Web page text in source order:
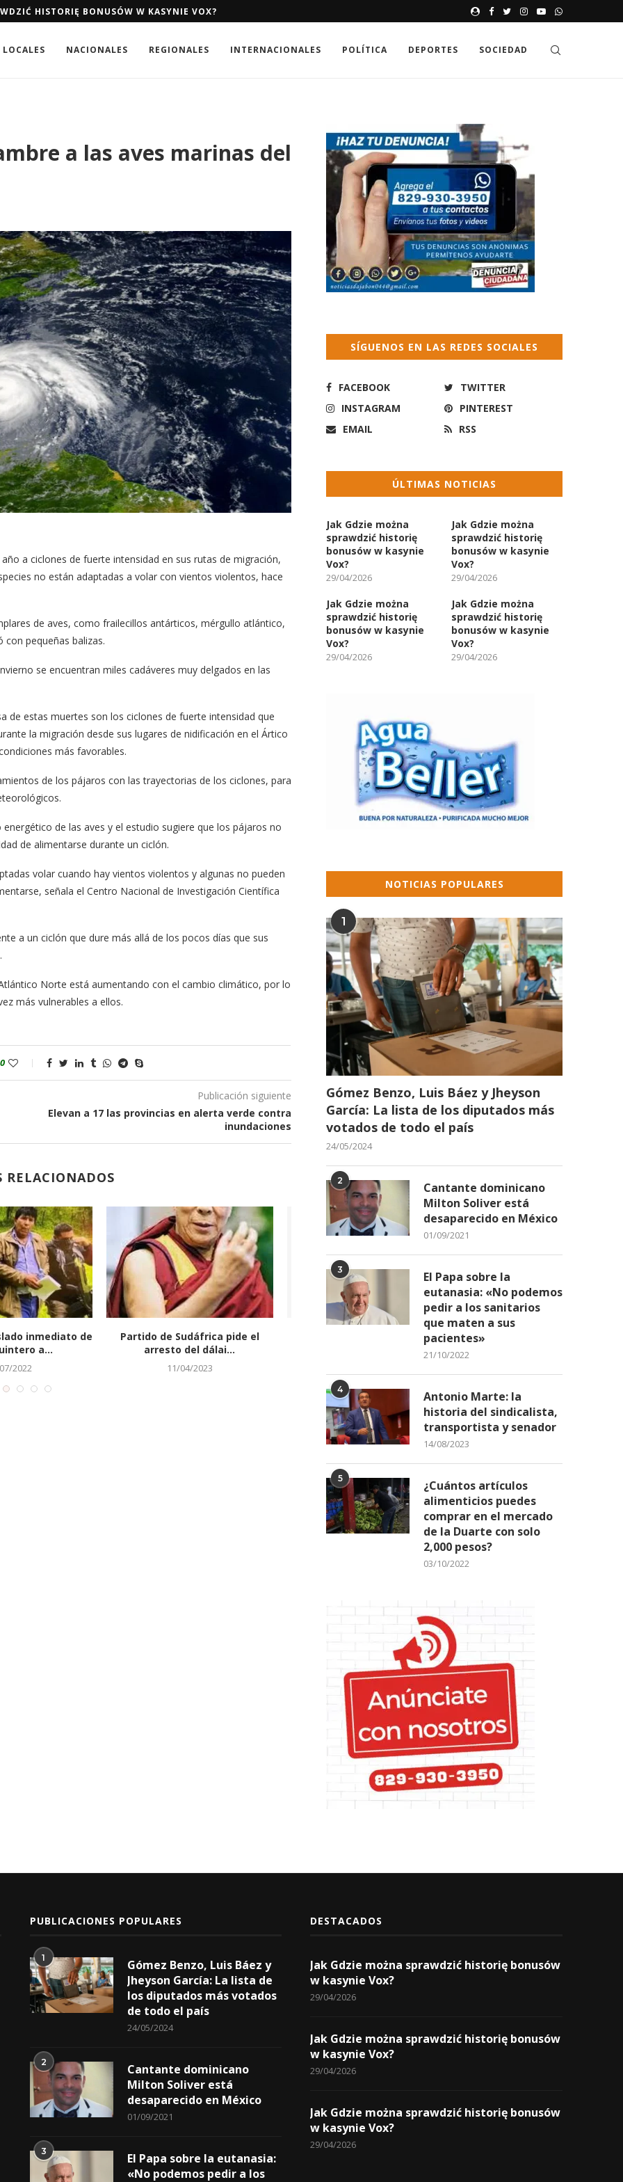
HISTORIĘ BONUSÓW W KASYNIE VOX?
JAK GDZIE MOŻNA
LOCALES NACIONALES REGIONALES INTERNACIONALES POLÍTICA DEPORTES SOCIEDAD
a las aves marinas del
a ciclones de fuerte intensidad en sus rutas de migración,
no están adaptadas a volar con vientos violentos, hace
de aves, como frailecillos antárticos, mérgullo atlántico,
pequeñas balizas.
se encuentran miles cadáveres muy delgados en las
de estas muertes son los ciclones de fuerte intensidad que
la migración desde sus lugares de nidificación en el Ártico
más favorables.
de los pájaros con las trayectorias de los ciclones, para
de las aves y el estudio sugiere que los pájaros no
de alimentarse durante un ciclón.
volar cuando hay vientos violentos y algunas no pueden
señala el Centro Nacional de Investigación Científica
a un ciclón que dure más allá de los pocos días que sus
Norte está aumentando con el cambio climático, por lo
más vulnerables a ellos.
0
Publicación siguiente
Elevan a 17 las provincias en alerta verde contra
inundaciones
RELACIONADOS
familia de osos
21...
08/2023
Queda en libertad el hombre que
trató de...
16/06/2022
La inmigración, eje de la
campaña electoral de...
Cuba suspende el desfile
SÍGUENOS EN LAS REDES SOCIALES
FACEBOOK
TWITTER
INSTAGRAM
PINTEREST
EMAIL
RSS
ÚLTIMAS NOTICIAS
Jak Gdzie można
sprawdzić historię
bonusów w kasynie
Vox?
29/04/2026
Jak Gdzie można
sprawdzić historię
bonusów w kasynie
Vox?
29/04/2026
Jak Gdzie można
sprawdzić historię
bonusów w kasynie
Vox?
29/04/2026
Jak Gdzie można
sprawdzić historię
bonusów w kasynie
Vox?
29/04/2026
NOTICIAS POPULARES
1
Gómez Benzo, Luis Báez y Jheyson
García: La lista de los diputados más
votados de todo el país
24/05/2024
2
Cantante dominicano
Milton Soliver está
desaparecido en México
01/09/2021
3
El Papa sobre la
eutanasia: «No podemos
pedir a los sanitarios
que maten a sus
pacientes»
21/10/2022
4
Antonio Marte: la
historia del sindicalista,
transportista y senador
14/08/2023
5
¿Cuántos artículos
alimenticios puedes
comprar en el mercado
de la Duarte con solo
2,000 pesos?
03/10/2022
PUBLICACIONES POPULARES
1
Gómez Benzo, Luis Báez y
Jheyson García: La lista de
los diputados más votados
de todo el país
24/05/2024
2
Cantante dominicano
Milton Soliver está
desaparecido en México
01/09/2021
3
El Papa sobre la eutanasia:
«No podemos pedir a los
DESTACADOS
Jak Gdzie można sprawdzić historię bonusów
w kasynie Vox?
29/04/2026
Jak Gdzie można sprawdzić historię bonusów
w kasynie Vox?
29/04/2026
Jak Gdzie można sprawdzić historię bonusów
w kasynie Vox?
29/04/2026